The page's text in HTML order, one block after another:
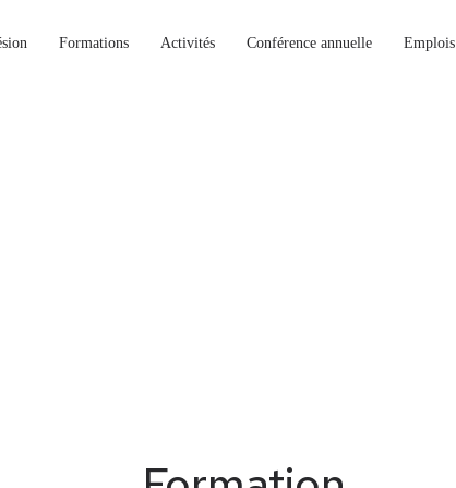
Formations Activités Conférence annuelle Emplois